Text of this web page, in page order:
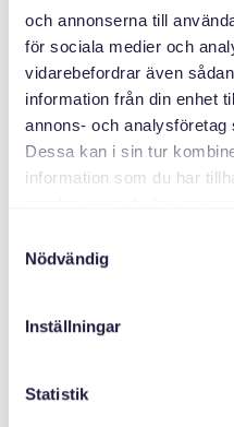
och annonserna till
för sociala medier och
vidarebefordrar även
information från din enhet
annons- och
Dessa kan i sin tur
information som du har
Nödvändig
Inställningar
Statistik
Svenska